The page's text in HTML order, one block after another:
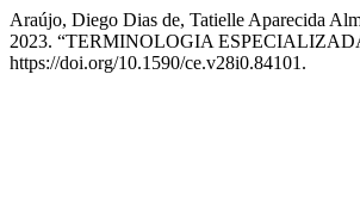
Araújo, Diego Dias de, Tatielle Aparecida
2023. “TERMINOLOGIA
https://doi.org/10.1590/ce.v28i0.84101.